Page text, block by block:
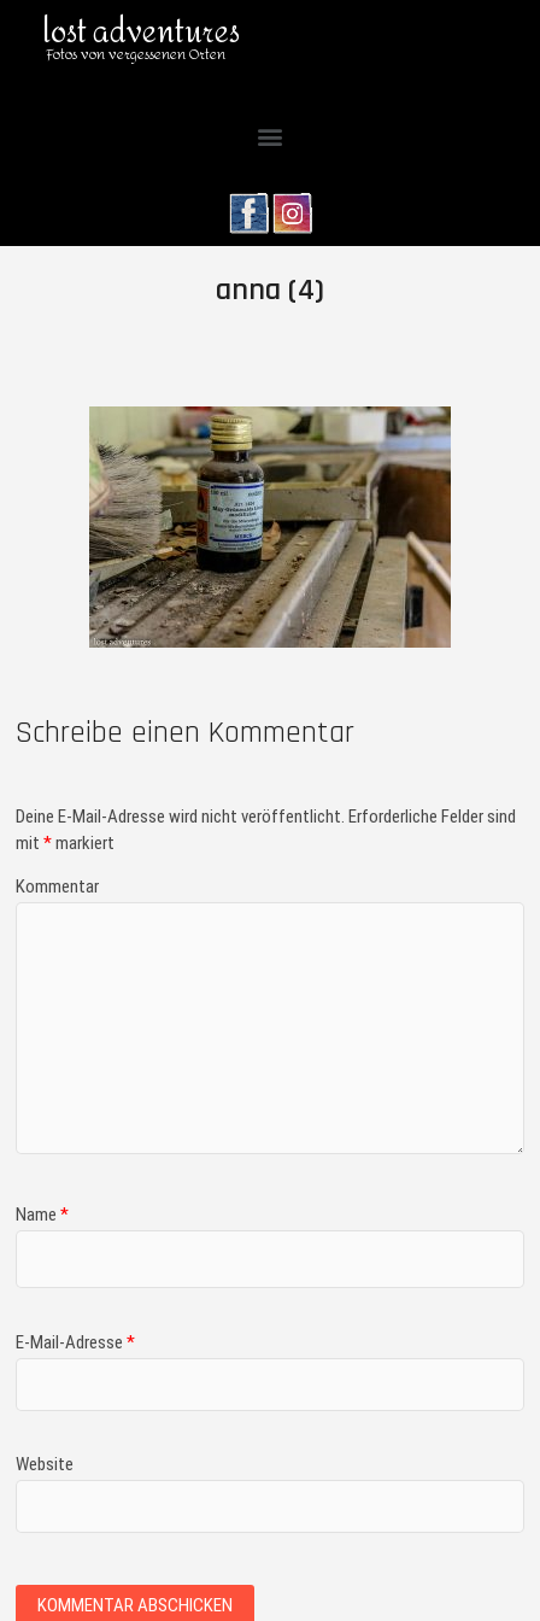
lost adventures
Fotos von vergessenen Orten
anna (4)
Schreibe einen Kommentar
Deine E-Mail-Adresse wird nicht veröffentlicht. Erforderliche Felder sind
mit*markiert
Kommentar
Name*
E-Mail-Adresse*
Website